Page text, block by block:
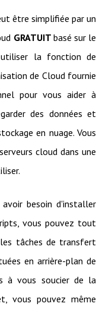
être simplifiée par un
GRATUIT basé sur le
la fonction de
de Cloud fournie
pour vous aider à
des données et
en nuage. Vous
cloud dans une
besoin d'installer
vous pouvez tout
tâches de transfert
en arrière-plan de
à vous soucier de la
vous pouvez même